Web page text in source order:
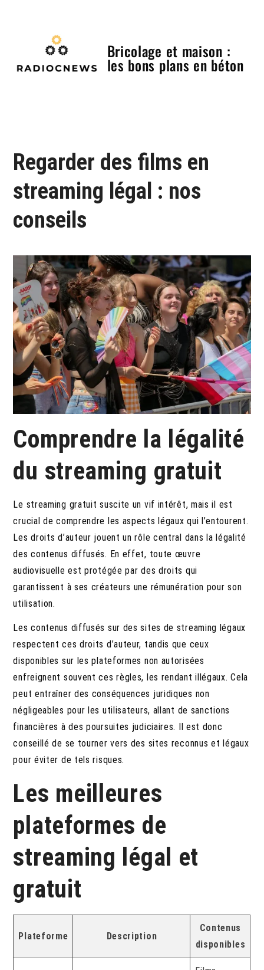
Bricolage et maison :
les bons plans en béton
Regarder des films en
streaming légal : nos
conseils
Comprendre la légalité
du streaming gratuit
Le streaming gratuit suscite un vif intérêt, mais il est
crucial de comprendre les aspects légaux qui l’entourent.
Les droits d’auteur jouent un rôle central dans la légalité
des contenus diffusés. En effet, toute œuvre
audiovisuelle est protégée par des droits qui
garantissent à ses créateurs une rémunération pour son
utilisation.
Les contenus diffusés sur des sites de streaming légaux
respectent ces droits d’auteur, tandis que ceux
disponibles sur les plateformes non autorisées
enfreignent souvent ces règles, les rendant illégaux. Cela
peut entraîner des conséquences juridiques non
négligeables pour les utilisateurs, allant de sanctions
financières à des poursuites judiciaires. Il est donc
conseillé de se tourner vers des sites reconnus et légaux
pour éviter de tels risques.
Les meilleures
plateformes de
streaming légal et
gratuit
Plateforme Description
Contenus
disponibles